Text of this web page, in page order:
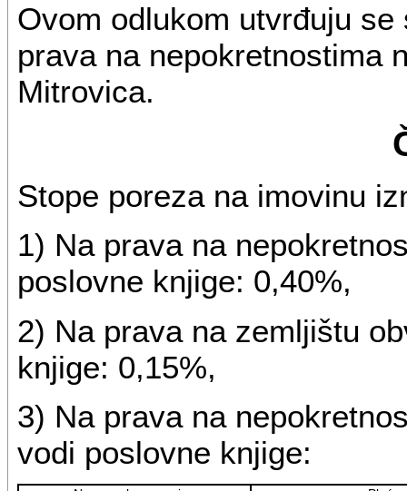
Ovom odlukom utvrđuju
prava na nepokretnostima
Mitrovica.
Stope poreza na imovinu
1) Na prava na
poslovne knjige: 0,40%,
2) Na prava na zemljištu
knjige: 0,15%,
3) Na prava na
vodi poslovne knjige: